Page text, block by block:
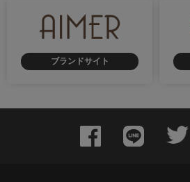
ブランドサイト